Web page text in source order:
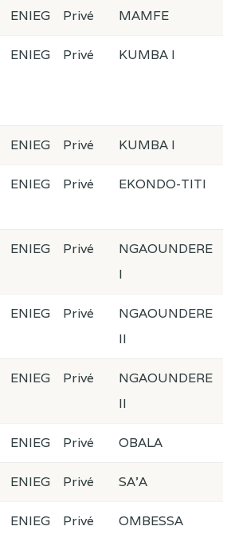
ENIEG Privé MAMFE
ENIEG Privé KUMBA I
ENIEG Privé KUMBA I
ENIEG Privé EKONDO-TITI
ENIEG Privé
NGAOUNDERE
I
ENIEG Privé
NGAOUNDERE
II
ENIEG Privé
NGAOUNDERE
II
ENIEG Privé OBALA
ENIEG Privé SA'A
ENIEG Privé OMBESSA